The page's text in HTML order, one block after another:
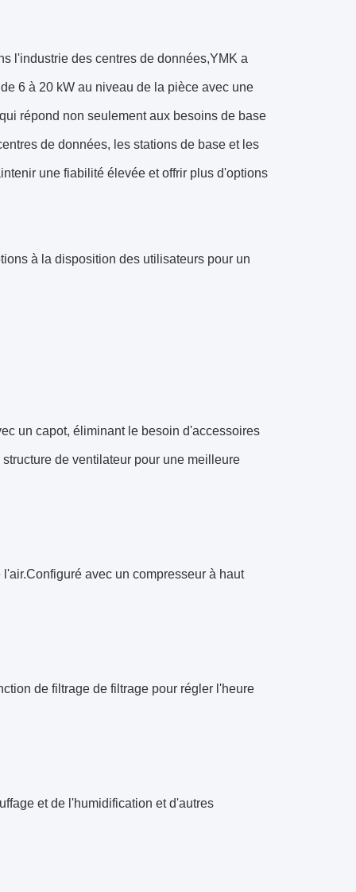
l'industrie des centres de données,YMK a
6 à 20 kW au niveau de la pièce avec une
répond non seulement aux besoins de base
de données, les stations de base et les
une fiabilité élevée et offrir plus d'options
à la disposition des utilisateurs pour un
un capot, éliminant le besoin d'accessoires
de ventilateur pour une meilleure
avec un compresseur à haut
de filtrage de filtrage pour régler l'heure
et de l'humidification et d'autres